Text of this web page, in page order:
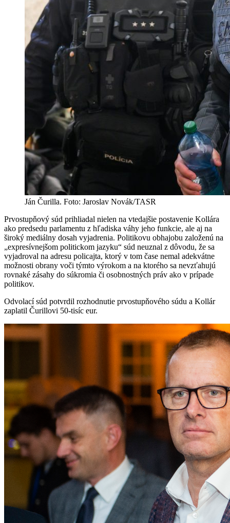
Ján Čurilla. Foto: Jaroslav Novák/TASR
Prvostupňový súd prihliadal nielen na vtedajšie postavenie Kollára
ako predsedu parlamentu z hľadiska váhy jeho funkcie, ale aj na
široký mediálny dosah vyjadrenia. Politikovu obhajobu založenú na
„expresívnejšom politickom jazyku“ súd neuznal z dôvodu, že sa
vyjadroval na adresu policajta, ktorý v tom čase nemal adekvátne
možnosti obrany voči týmto výrokom a na ktorého sa nevzťahujú
rovnaké zásahy do súkromia či osobnostných práv ako v prípade
politikov.
Odvolací súd potvrdil rozhodnutie prvostupňového súdu a Kollár
zaplatil Čurillovi 50-tisíc eur.